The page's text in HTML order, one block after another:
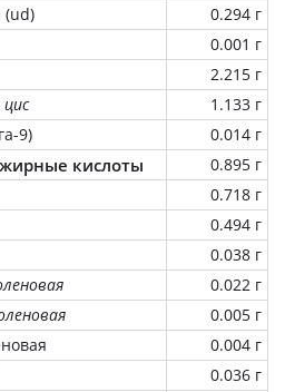
(ud)
0.294 г
0.001 г
2.215 г
1.133 г
9)
0.014 г
кислоты
0.895 г
0.718 г
0.494 г
0.038 г
0.022 г
0.005 г
0.004 г
0.036 г